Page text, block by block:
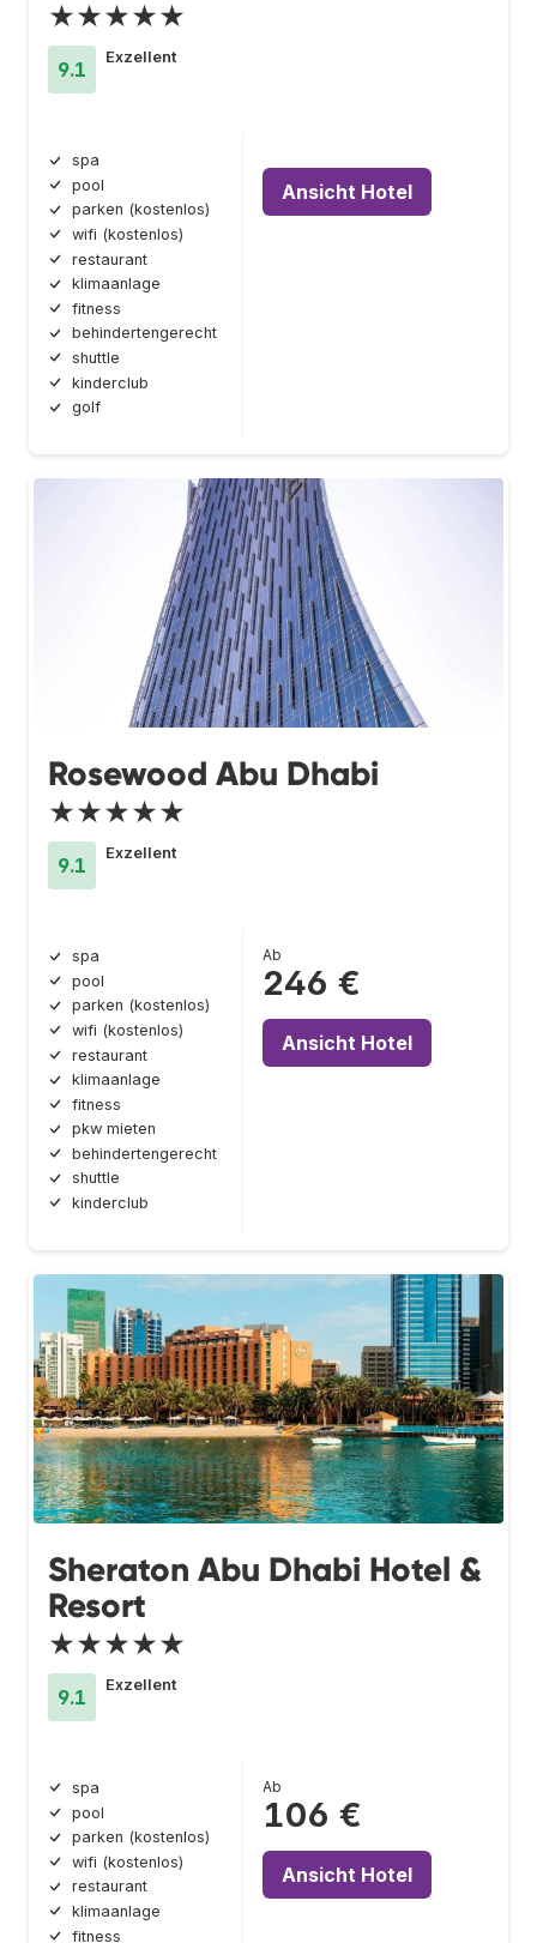
★★★★★
9.1
Exzellent
spa
pool
parken (kostenlos)
wifi (kostenlos)
restaurant
klimaanlage
fitness
behindertengerecht
shuttle
kinderclub
golf
Ansicht Hotel
Rosewood Abu Dhabi
★★★★★
9.1
Exzellent
spa
pool
parken (kostenlos)
wifi (kostenlos)
restaurant
klimaanlage
fitness
pkw mieten
behindertengerecht
shuttle
kinderclub
Ab
246 €
Ansicht Hotel
Sheraton Abu Dhabi Hotel &
Resort
★★★★★
9.1
Exzellent
spa
pool
parken (kostenlos)
wifi (kostenlos)
restaurant
klimaanlage
fitness
Ab
106 €
Ansicht Hotel